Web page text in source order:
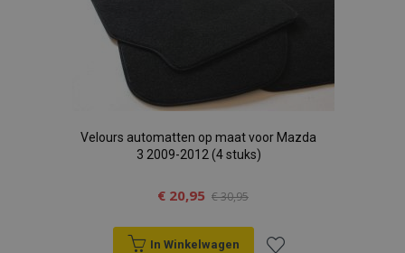
Velours automatten op maat voor Mazda
3 2009-2012 (4 stuks)
€ 20,95 € 30,95
In Winkelwagen